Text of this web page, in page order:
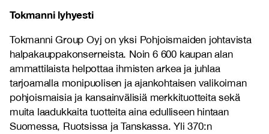
Tokmanni lyhyesti
Tokmanni Group Oyj on yksi Pohjoismaiden johtavista
halpakauppakonserneista. Noin 6 600 kaupan alan
ammattilaista helpottaa ihmisten arkea ja juhlaa
tarjoamalla monipuolisen ja ajankohtaisen valikoiman
pohjoismaisia ja kansainvälisiä merkkituotteita sekä
muita laadukkaita tuotteita aina edulliseen hintaan
Suomessa, Ruotsissa ja Tanskassa. Yli 370:n